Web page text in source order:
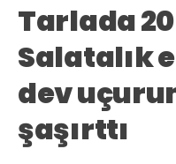
Tarlada 20
Salatalık
dev
şaşırttı